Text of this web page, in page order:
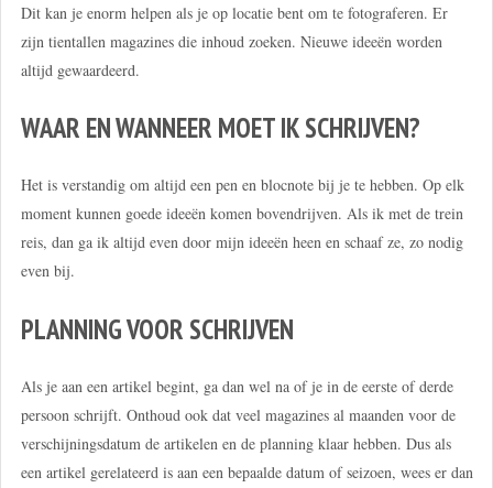
Dit kan je enorm helpen als je op locatie bent om te fotograferen. Er
zijn tientallen magazines die inhoud zoeken. Nieuwe ideeën worden
altijd gewaardeerd.
WAAR EN WANNEER MOET IK SCHRIJVEN?
Het is verstandig om altijd een pen en blocnote bij je te hebben. Op elk
moment kunnen goede ideeën komen bovendrijven. Als ik met de trein
reis, dan ga ik altijd even door mijn ideeën heen en schaaf ze, zo nodig
even bij.
PLANNING VOOR SCHRIJVEN
Als je aan een artikel begint, ga dan wel na of je in de eerste of derde
persoon schrijft. Onthoud ook dat veel magazines al maanden voor de
verschijningsdatum de artikelen en de planning klaar hebben. Dus als
een artikel gerelateerd is aan een bepaalde datum of seizoen, wees er dan